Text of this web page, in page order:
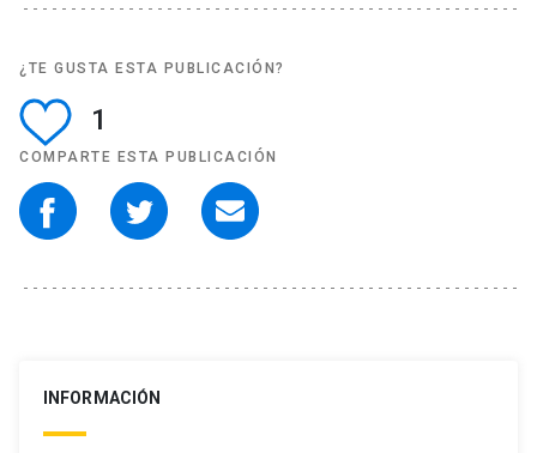
¿TE GUSTA ESTA PUBLICACIÓN?
1
COMPARTE ESTA PUBLICACIÓN
INFORMACIÓN